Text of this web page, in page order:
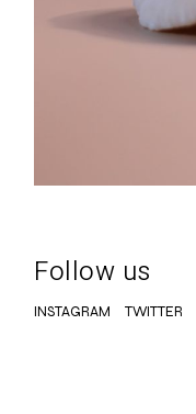
Follow us
INSTAGRAM TWITTER